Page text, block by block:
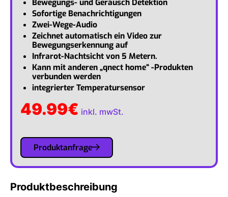
Bewegungs- und Geräusch Detektion
Sofortige Benachrichtigungen
Zwei-Wege-Audio
Zeichnet automatisch ein Video zur
Bewegungserkennung auf
Infrarot-Nachtsicht von 5 Metern.
Kann mit anderen „qnect home“ -Produkten
verbunden werden
integrierter Temperatursensor
49.99€ inkl. mwSt.
Produktanfrage
Produktbeschreibung